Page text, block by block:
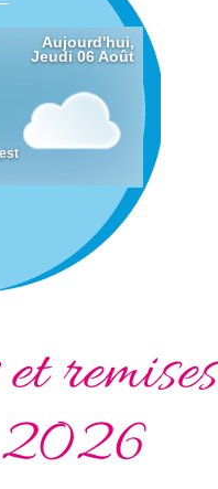
remises
2026